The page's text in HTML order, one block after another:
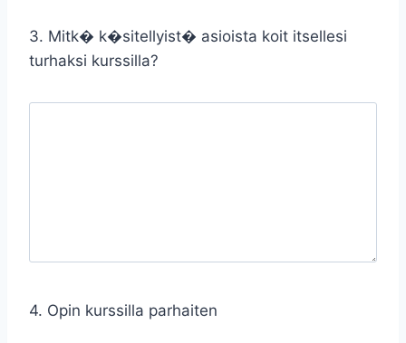
3. Mitk� k�sitellyist� asioista koit itsellesi
turhaksi kurssilla?
4. Opin kurssilla parhaiten